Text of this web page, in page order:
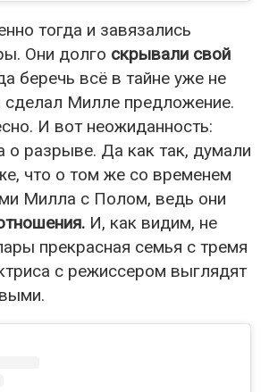
тогда и завязались
Они долго скрывали свой
беречь всё в тайне уже не
Милле предложение.
И вот неожиданность:
о разрыве. Да как так, думали
что о том же со временем
Милла с Полом, ведь они
И, как видим, не
прекрасная семья с тремя
с режиссером выглядят